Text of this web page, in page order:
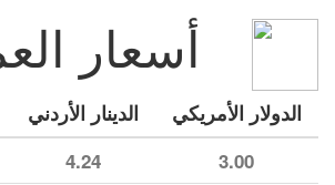
أسعار
الدولار الأمريكي الدينار الأردني
3.00
4.24